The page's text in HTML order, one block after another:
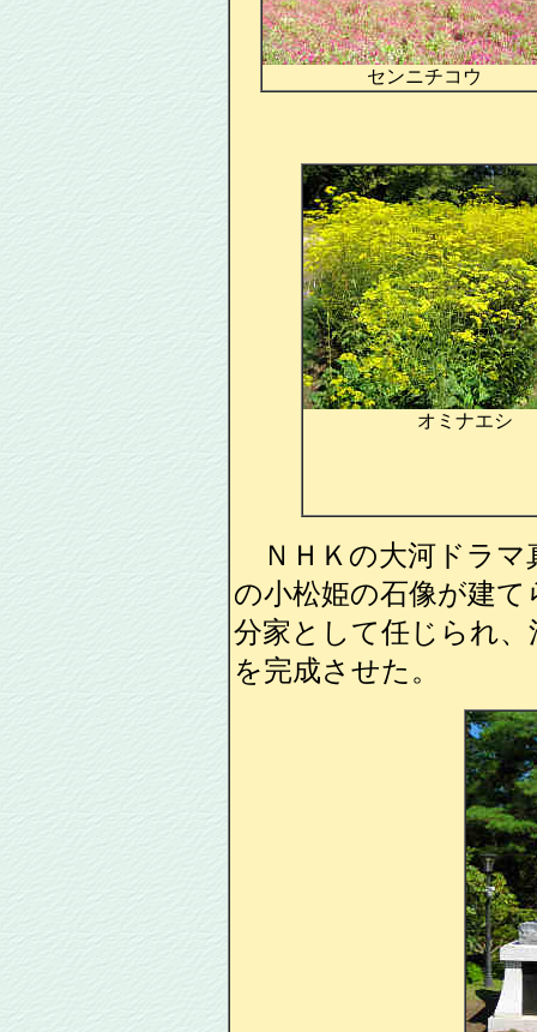
センニチコウ
オミナエシ
ＮＨＫの大河ドラマ
の小松姫の石像が建
分家として任じられ、
を完成させた。